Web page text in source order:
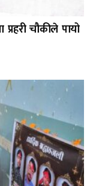
चौकीले पायो